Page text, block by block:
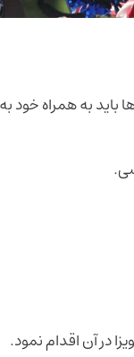
به همراه خود
در آن اقدام نمود.